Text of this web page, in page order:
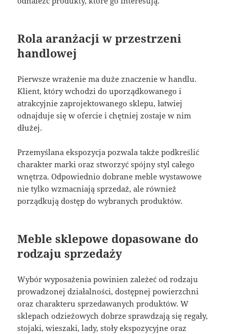
Rola aranżacji w przestrzeni
handlowej
Pierwsze wrażenie ma duże znaczenie w handlu.
Klient, który wchodzi do uporządkowanego i
atrakcyjnie zaprojektowanego sklepu, łatwiej
odnajduje się w ofercie i chętniej zostaje w nim
dłużej.
Przemyślana ekspozycja pozwala także podkreślić
charakter marki oraz stworzyć spójny styl całego
wnętrza. Odpowiednio dobrane meble wystawowe
nie tylko wzmacniają sprzedaż, ale również
porządkują dostęp do wybranych produktów.
Meble sklepowe dopasowane do
rodzaju sprzedaży
Wybór wyposażenia powinien zależeć od rodzaju
prowadzonej działalności, dostępnej powierzchni
oraz charakteru sprzedawanych produktów. W
sklepach odzieżowych dobrze sprawdzają się regały,
stojaki, wieszaki, lady, stoły ekspozycyjne oraz